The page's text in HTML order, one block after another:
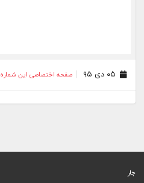
صفحه اختصاصی این شماره
جار